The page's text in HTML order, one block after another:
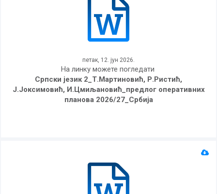
петак, 12. јун 2026.
На линку можете погледати
Српски језик 2_Т.Мартиновић, Р.Ристић,
Ј.Јоксимовић, И.Цмиљановић_предлог оперативних
планова 2026/27_Србија